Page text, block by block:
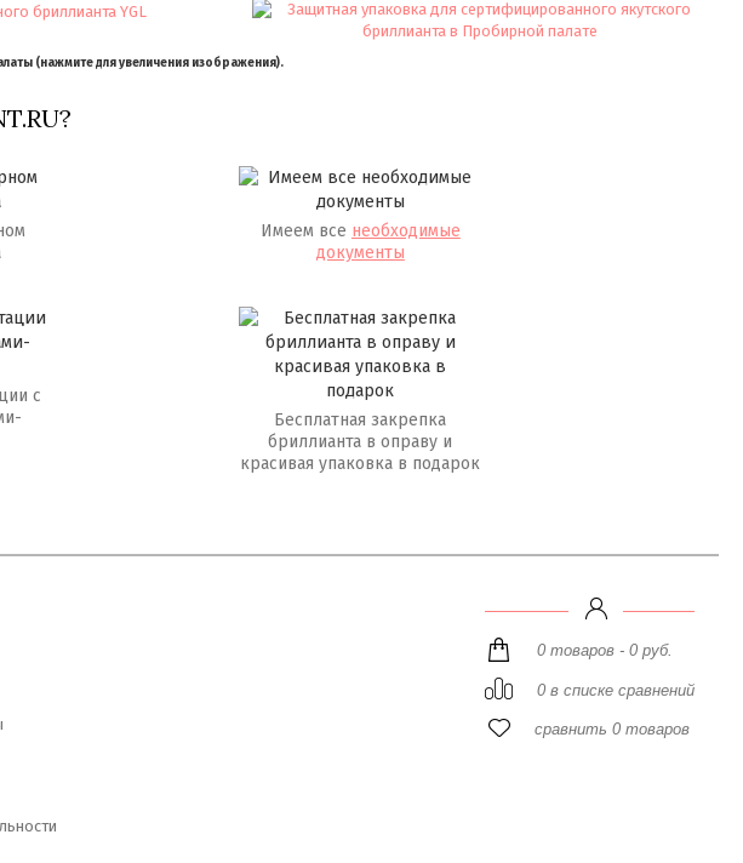
(нажмите для увеличения изображения).
Имеем все необходимые
документы
с
Бесплатная закрепка
бриллианта в оправу и
красивая упаковка в подарок
0 товаров - 0 руб.
0 в списке сравнений
сравнить 0 товаров